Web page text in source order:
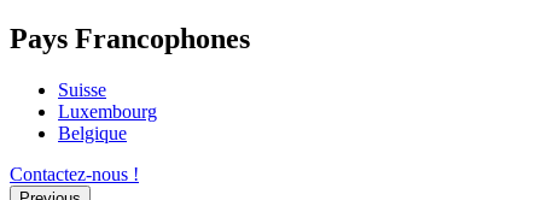
Pays Francophones
Suisse
Luxembourg
Belgique
Contactez-nous !